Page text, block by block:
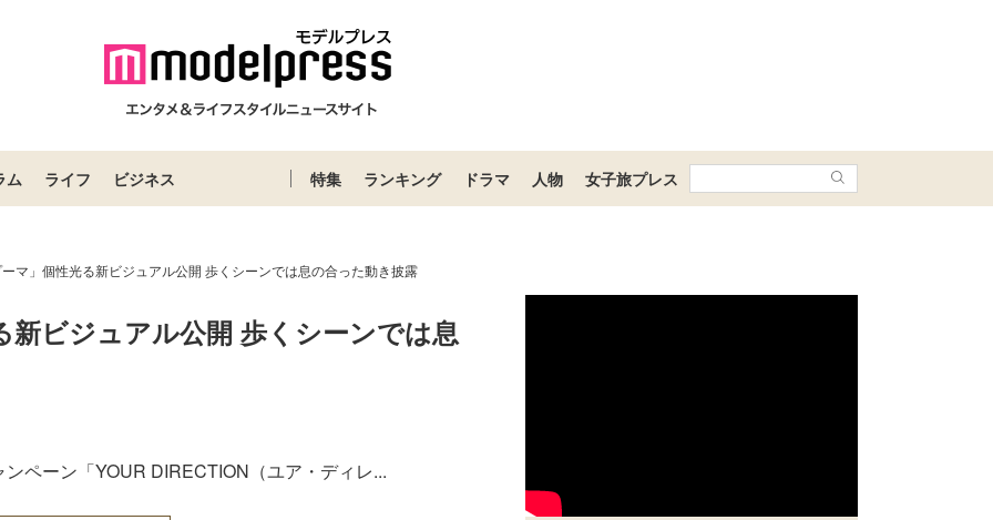
ム ライフ ビジネス 特集 ランキング ドラマ 人物 女子旅プレス
マ」個性光る新ビジュアル公開 歩くシーンでは息の合った動き披露
ビジュアル公開 歩くシーンでは息
ペーン「YOUR DIRECTION（ユア・ディレ...